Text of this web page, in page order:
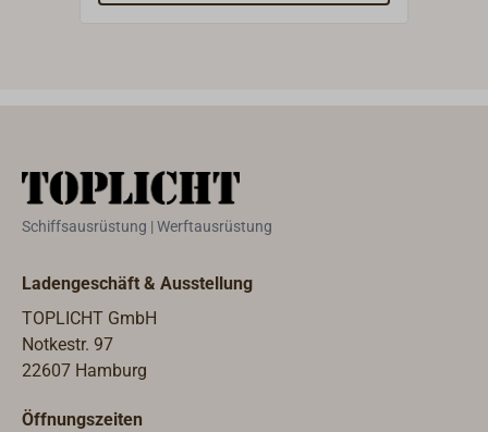
Schiffsausrüstung | Werftausrüstung
Ladengeschäft & Ausstellung
TOPLICHT GmbH
Notkestr. 97
22607 Hamburg
Öffnungszeiten